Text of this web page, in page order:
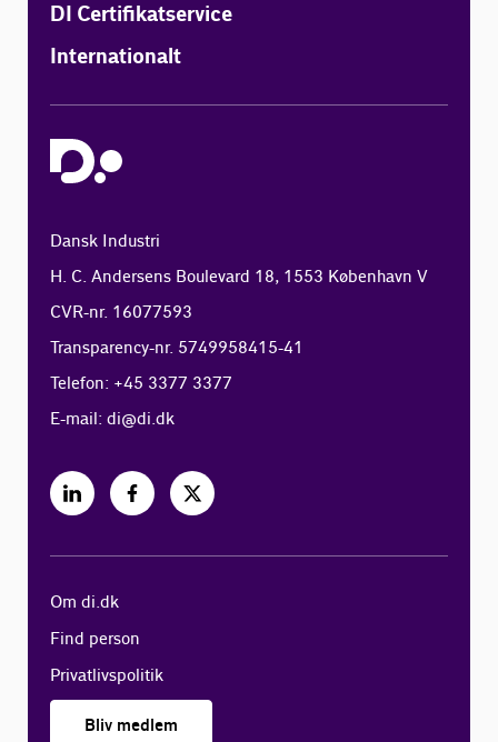
DI Certifikatservice
Internationalt
Dansk Industri
H. C. Andersens Boulevard 18, 1553 København V
CVR-nr. 16077593
Transparency-nr. 5749958415-41
Telefon: +45 3377 3377
E-mail:di@di.dk
Om di.dk
Find person
Privatlivspolitik
Bliv medlem